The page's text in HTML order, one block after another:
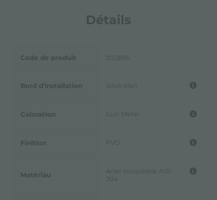
Détails
Code de produit 2153856
Bord d'installation Sous-plan
Coloration Gun Metal
Finition PVD
Matériau
Acier inoxydable AISI
304